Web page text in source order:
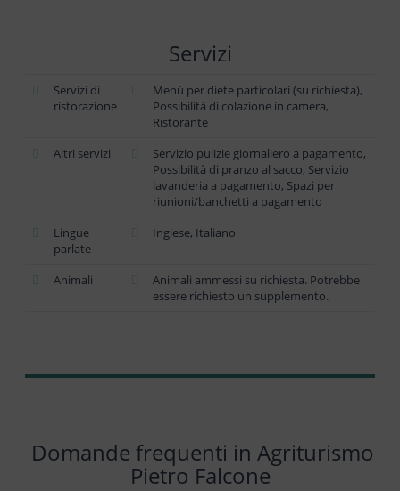
Servizi
Servizi di
ristorazione
Menù per diete particolari (su richiesta),
Possibilità di colazione in camera,
Ristorante
Altri servizi
Servizio pulizie giornaliero a pagamento,
Possibilità di pranzo al sacco, Servizio
lavanderia a pagamento, Spazi per
riunioni/banchetti a pagamento
Lingue
parlate
Inglese, Italiano
Animali
Animali ammessi su richiesta. Potrebbe
essere richiesto un supplemento.
Domande frequenti in Agriturismo
Pietro Falcone